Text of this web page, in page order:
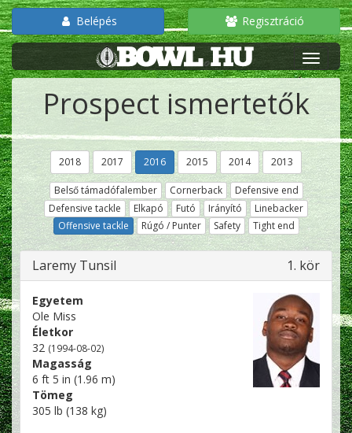
Belépés Regisztráció
Prospect ismertetők
2018 2017 2016 2015 2014 2013
Belső támadófalember Cornerback
Defensive end
Defensive tackle
Elkapó Futó Irányító
Linebacker
Offensive tackle
Rúgó / Punter Safety Tight end
Laremy Tunsil 1. kör
Egyetem
Ole Miss
Életkor
32 (1994-08-02)
Magasság
6 ft 5 in (1.96 m)
Tömeg
305 lb (138 kg)